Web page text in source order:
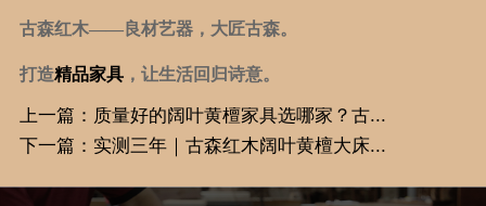
古森红木——良材艺器，大匠古森。
打造精品家具，让生活回归诗意。
上一篇：质量好的阔叶黄檀家具选哪家？古...
下一篇：实测三年｜古森红木阔叶黄檀大床...